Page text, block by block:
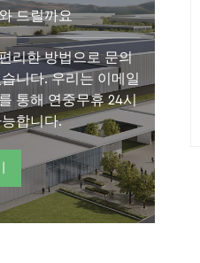
드릴까요
리한 방법으로 문의
니다. 우리는 이메일
통해 연중무휴 24시
합니다.